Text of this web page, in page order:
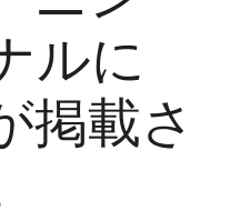
ルに
掲載さ